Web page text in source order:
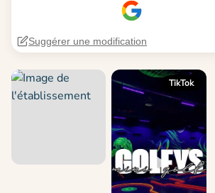
Suggérer une modification
TikTok